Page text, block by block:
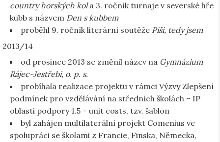
country horských kola 3. ročník turnaje v severské hře
kubb s názvem Den s kubbem
proběhl 9. ročník literární soutěže Píši, tedy jsem
2013/14
od prosince 2013 se změnil název na Gymnázium
Rájec-Jestřebí, o. p. s.
probíhala realizace projektu v rámci Výzvy Zlepšení
podmínek pro vzdělávání na středních školách – IP
oblasti podpory 1.5 – unit costs, tzv. šablon
byl zahájen multilaterální projekt Comenius ve
spolupráci se školami z Francie, Finska, Německa,